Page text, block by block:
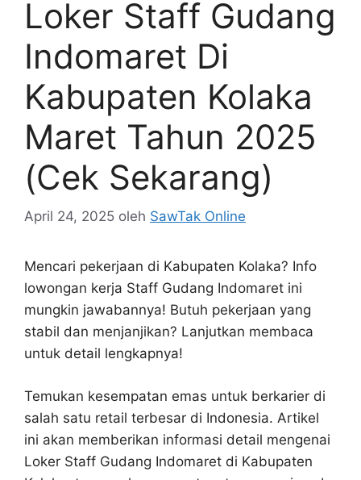
Loker Staff Gudang
Indomaret Di
Kabupaten Kolaka
Maret Tahun 2025
(Cek Sekarang)
April 24, 2025 oleh SawTak Online
Mencari pekerjaan di Kabupaten Kolaka? Info
lowongan kerja Staff Gudang Indomaret ini
mungkin jawabannya! Butuh pekerjaan yang
stabil dan menjanjikan? Lanjutkan membaca
untuk detail lengkapnya!
Temukan kesempatan emas untuk berkarier di
salah satu retail terbesar di Indonesia. Artikel
ini akan memberikan informasi detail mengenai
Loker Staff Gudang Indomaret di Kabupaten